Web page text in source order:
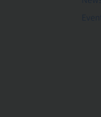
Events